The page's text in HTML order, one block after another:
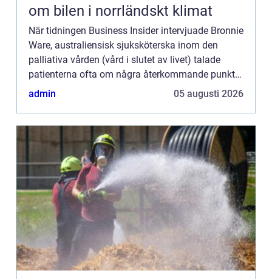
om bilen i norrländskt klimat
När tidningen Business Insider intervjuade Bronnie
Ware, australiensisk sjuksköterska inom den
palliativa vården (vård i slutet av livet) talade
patienterna ofta om några återkommande punkter
som de skulle göra ...
admin 05 augusti 2026